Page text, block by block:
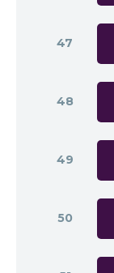
47
48
49
50